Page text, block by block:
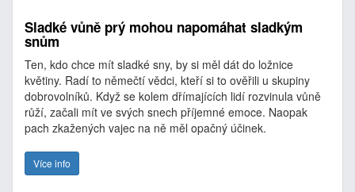
Sladké vůně prý mohou napomáhat sladkým
snům
Ten, kdo chce mít sladké sny, by si měl dát do ložnice
květiny. Radí to němečtí vědci, kteří si to ověřili u skupiny
dobrovolníků. Když se kolem dřímajících lidí rozvinula vůně
růží, začali mít ve svých snech příjemné emoce. Naopak
pach zkažených vajec na ně měl opačný účinek.
Více info